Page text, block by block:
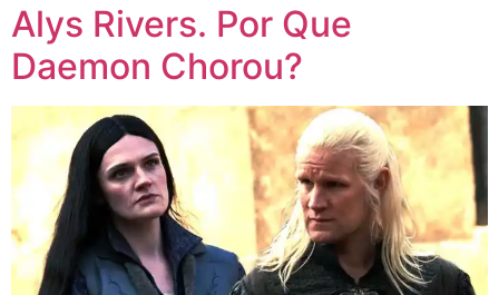
Alys Rivers. Por Que
Daemon Chorou?